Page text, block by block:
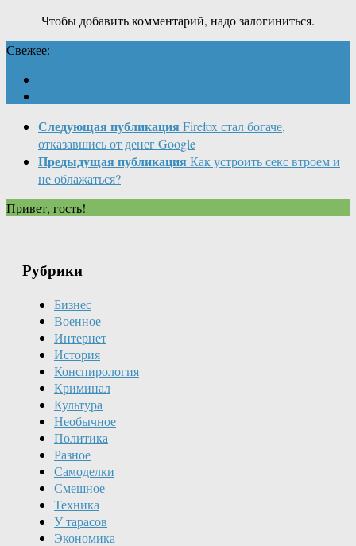
Чтобы добавить комментарий, надо залогиниться.
Свежее:
Следующая публикация Firefox стал богаче,
отказавшись от денег Google
Предыдущая публикация Как устроить секс втроем и
не облажаться?
Привет, гость!
Рубрики
Бизнес
Военное
Интернет
История
Конспирология
Криминал
Культура
Необычное
Политика
Разное
Самоделки
Смешное
Техника
У тарасов
Экономика